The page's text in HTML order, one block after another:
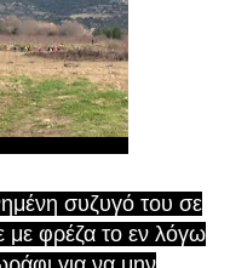
συζυγό του σε
με φρέζα το εν λόγω